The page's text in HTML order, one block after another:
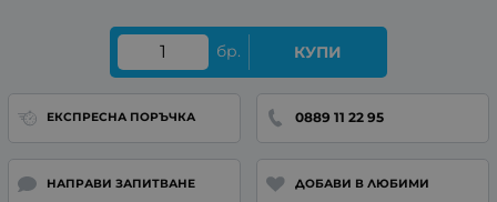
бр. КУПИ
ЕКСПРЕСНА ПОРЪЧКА 0889 11 22 95
НАПРАВИ ЗАПИТВАНЕ ДОБАВИ В ЛЮБИМИ